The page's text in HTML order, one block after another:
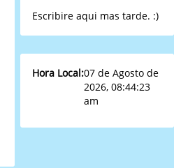
Escribire aqui mas tarde. :)
Hora Local:07 de Agosto de
2026, 08:44:23
am